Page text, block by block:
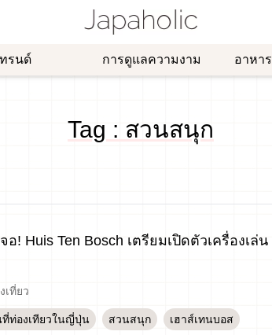
ทรนด์ การดูแลความงาม อาหา
Tag : สวนสนุก
อ! Huis Ten Bosch เตรียมเปิดตัวเครื่องเล่
เที่ยว
ที่ท่องเทียวในญี่ปุ่น สวนสนุก เฮาส์เทนบอส